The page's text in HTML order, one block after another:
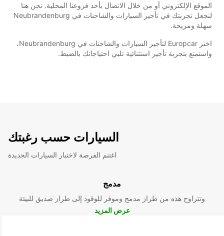
الموقع الإلكتروني أو من خلال الاتصال بأحد فروعنا المحلية. نحن هنا
لنجعل تجربتك في تأجير السيارات والشاحنات في Neubrandenburg
سهلة ومريحة.
اختر Europcar لتأجير السيارات والشاحنات في Neubrandenburg،
واستمتع بتجربة تأجير استثنائية تلبي احتياجاتك بالضبط.
السيارات حسب رغبتك
اغتنم الفرصة لاختبار السيارات الجديدة
مدمج
وتتراوح هذه من طراز مدمج وموفر للوقود إلى طراز صديق للبيئة
عرض المزيد